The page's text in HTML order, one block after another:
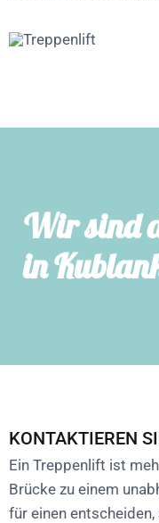
Wir sind
in
KONTAKTIEREN
Ein Treppenlift ist
Brücke zu einem
für einen